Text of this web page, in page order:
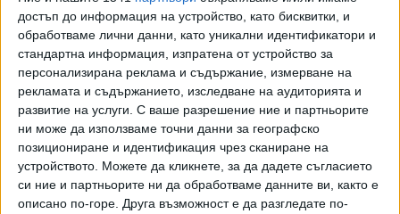
достъп до информация на устройство, като бисквитки, и
обработваме лични данни, като уникални идентификатори и
стандартна информация, изпратена от устройство за
персонализирана реклама и съдържание, измерване на
рекламата и съдържанието, изследване на аудиторията и
развитие на услуги. С ваше разрешение ние и партньорите
ни може да използваме точни данни за географско
позициониране и идентификация чрез сканиране на
устройството. Можете да кликнете, за да дадете съгласието
си ние и партньорите ни да обработваме данните ви, както е
описано по-горе. Друга възможност е да разгледате по-
откарана в болница, където по-късно изпада в шок и
умира. Видео, публикувано онлайн, показва, че жената е
била нападната от акула мако, докато е била близо до
брега.
След нападението местните власти затварят плажовете
в района на инцидента за три дни, за да дадат
възможност за събиране на данни в съответствие с
протоколите, използвани за разследване на атаки от
акули.